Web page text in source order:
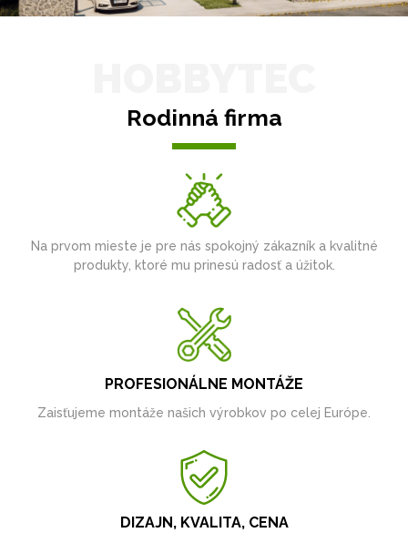
Rodinná firma
Na prvom mieste je pre nás spokojný zákazník a kvalitné
produkty, ktoré mu prinesú radosť a úžitok.
PROFESIONÁLNE MONTÁŽE
Zaisťujeme montáže našich výrobkov po celej Európe.
DIZAJN, KVALITA, CENA